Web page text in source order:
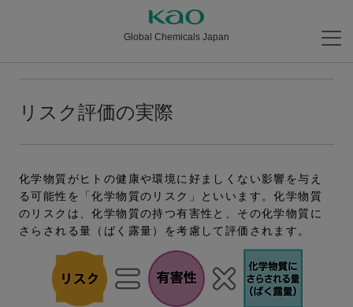
Global Chemicals Japan
リスク評価の実際
化学物質がヒトの健康や環境に好ましくない影響を与え
る可能性を「化学物質のリスク」といいます。化学物質
のリスクは、化学物質の持つ有害性と、その化学物質に
さらされる量（ばく露量）を考慮して評価されます。